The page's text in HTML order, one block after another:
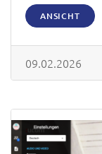
ANSICHT
09.02.2026